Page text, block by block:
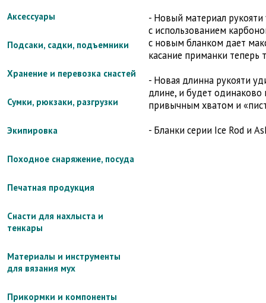
Аксессуары
Подсаки, садки, подъемники
Хранение и перевозка снастей
Сумки, рюкзаки, разгрузки
Экипировка
Походное снаряжение, посуда
Печатная продукция
Снасти для нахлыста и
тенкары
Материалы и инструменты
для вязания мух
Прикормки и компоненты
- Новый материал
с использованием
с новым бланком дает
касание приманки теперь
- Новая длинна рукояти
длине, и будет одинаково
привычным хватом и
- Бланки серии Ice Rod и